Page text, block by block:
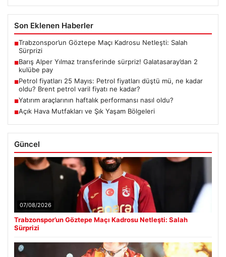
Son Eklenen Haberler
■Trabzonspor’un Göztepe Maçı Kadrosu Netleşti: Salah
Sürprizi
■Barış Alper Yılmaz transferinde sürpriz! Galatasaray’dan 2
kulübe pay
■Petrol fiyatları 25 Mayıs: Petrol fiyatları düştü mü, ne kadar
oldu? Brent petrol varil fiyatı ne kadar?
■Yatırım araçlarının haftalık performansı nasıl oldu?
■Açık Hava Mutfakları ve Şık Yaşam Bölgeleri
Güncel
07/08/2026
Trabzonspor’un Göztepe Maçı Kadrosu Netleşti: Salah
Sürprizi